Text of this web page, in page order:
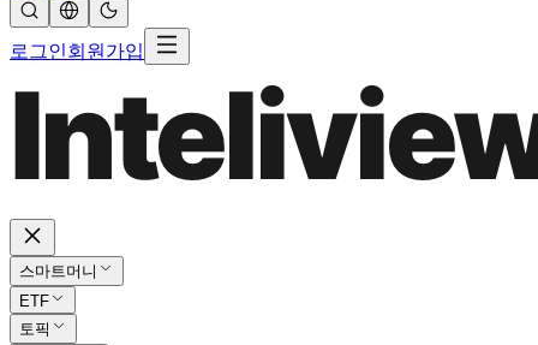
로그인회원가입
스마트머니
ETF
토픽